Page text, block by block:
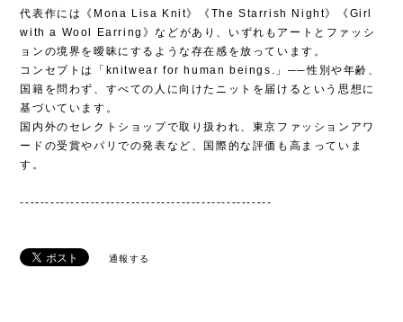
代表作には《Mona Lisa Knit》《The Starrish Night》《Girl
with a Wool Earring》などがあり、いずれもアートとファッシ
ョンの境界を曖昧にするような存在感を放っています。
コンセプトは「knitwear for human beings.」──性別や年齢、
国籍を問わず、すべての人に向けたニットを届けるという思想に
基づいています。
国内外のセレクトショップで取り扱われ、東京ファッションアワ
ードの受賞やパリでの発表など、国際的な評価も高まっていま
す。
--------------------------------------------------
通報する